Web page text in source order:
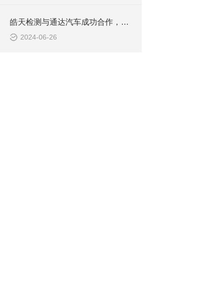
皓天检测与通达汽车成功合作，大型冷热温控试验箱助力汽车零部件质量提升
2024-06-26